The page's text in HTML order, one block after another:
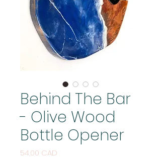
Behind The Bar
- Olive Wood
Bottle Opener
54,00 CAD